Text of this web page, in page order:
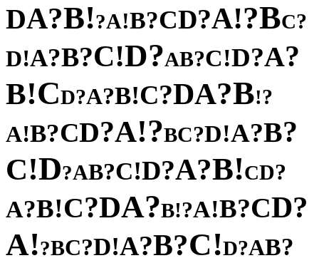
DA?B!?A!B?CD?A!?BC?
D!A?B?C!D?AB?C!D?A?
B!CD?A?B!C?DA?B!?
A!B?CD?A!?BC?D!A?B?
C!D?AB?C!D?A?B!CD?
A?B!C?DA?B!?A!B?CD?
A!?BC?D!A?B?C!D?AB?